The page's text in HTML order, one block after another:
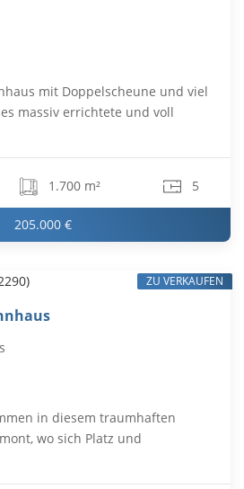
mit Doppelscheune und viel
massiv errichtete und voll
1.700 m² 5
205.000 €
in diesem traumhaften
wo sich Platz und
ZU VERKAUFEN